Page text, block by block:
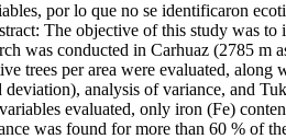
por lo que no se identificaron
The objective of this study was
was conducted in Carhuaz (2785
trees per area were evaluated,
analysis of variance, and
evaluated, only iron (Fe)
was found for more than 60 % of